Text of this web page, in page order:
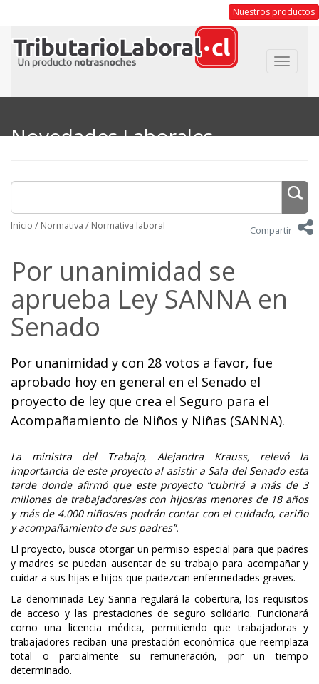
Nuestros productos
Toggle
Novedades Laborales
Inicio / Normativa / Normativa laboral Compartir
Por unanimidad se
aprueba Ley SANNA en
Senado
Por unanimidad y con 28 votos a favor, fue
aprobado hoy en general en el Senado el
proyecto de ley que crea el Seguro para el
Acompañamiento de Niños y Niñas (SANNA).
La ministra del Trabajo, Alejandra Krauss, relevó la
importancia de este proyecto al asistir a Sala del Senado esta
tarde donde afirmó que este proyecto “cubrirá a más de 3
millones de trabajadores/as con hijos/as menores de 18 años
y más de 4.000 niños/as podrán contar con el cuidado, cariño
y acompañamiento de sus padres”.
El proyecto, busca otorgar un permiso especial para que padres
y madres se puedan ausentar de su trabajo para acompañar y
cuidar a sus hijas e hijos que padezcan enfermedades graves.
La denominada Ley Sanna regulará la cobertura, los requisitos
de acceso y las prestaciones de seguro solidario. Funcionará
como una licencia médica, permitiendo que trabajadoras y
trabajadores reciban una prestación económica que reemplaza
total o parcialmente su remuneración, por un tiempo
determinado.